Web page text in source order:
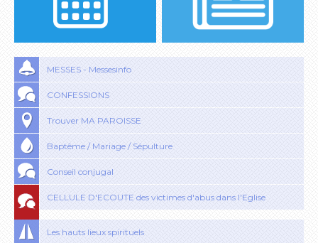
MESSES - Messesinfo
CONFESSIONS
Trouver MA PAROISSE
Baptême / Mariage / Sépulture
Conseil conjugal
CELLULE D'ECOUTE des victimes d'abus dans l'Eglise
Les hauts lieux spirituels